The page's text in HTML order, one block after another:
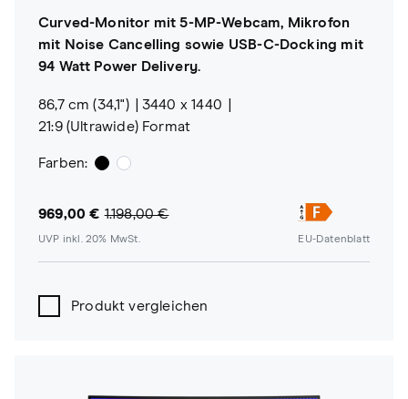
Curved-Monitor mit 5-MP-Webcam, Mikrofon
mit Noise Cancelling sowie USB-C-Docking mit
94 Watt Power Delivery.
86,7 cm (34,1")
3440 x 1440
21:9 (Ultrawide) Format
Farben:
969,00 € 1.198,00 €
UVP inkl. 20% MwSt. EU-Datenblatt
Produkt vergleichen